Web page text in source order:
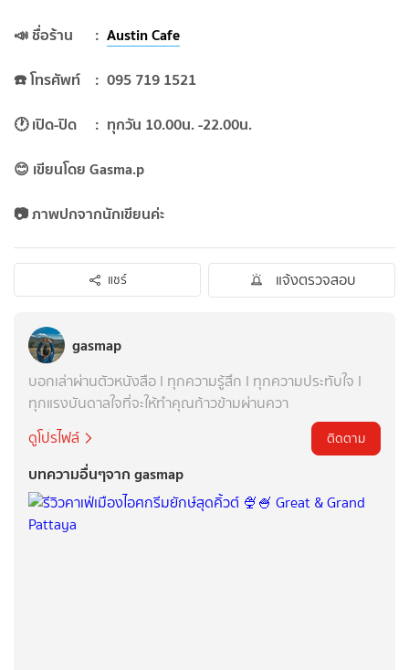
📣 ชื่อร้าน : Austin Cafe
☎️ โทรศัพท์ : 095 719 1521
🕐 เปิด-ปิด : ทุกวัน 10.00น. -22.00น.
😊 เขียนโดย Gasma.p
📷 ภาพปกจากนักเขียนค่ะ
แชร์ แจ้งตรวจสอบ
gasmap
บอกเล่าผ่านตัวหนังสือ I ทุกความรู้สึก I ทุกความประทับใจ I
ทุกแรงบันดาลใจที่จะให้ทำคุณก้าวข้ามผ่านควา
ดูโปรไฟล์
ติดตาม
บทความอื่นๆจาก gasmap